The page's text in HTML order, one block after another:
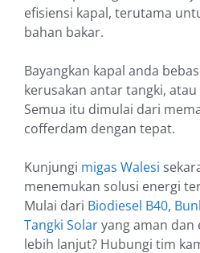
efisiensi kapal, terutama
bahan bakar.
Bayangkan kapal anda
kerusakan antar tangki,
Semua itu dimulai dari
cofferdam dengan tepat.
Kunjungi migas Walesi
menemukan solusi energi
Mulai dari Biodiesel B40,
Tangki Solaryang aman dan
lebih lanjut? Hubungi tim